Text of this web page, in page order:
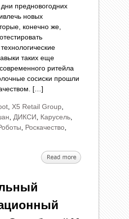
предновогодних
новых
конечно же,
таких еще
ритейла
сосиски прошли
[…]
X5 Retail Group
ДИКСИ Карусель
Роскачество